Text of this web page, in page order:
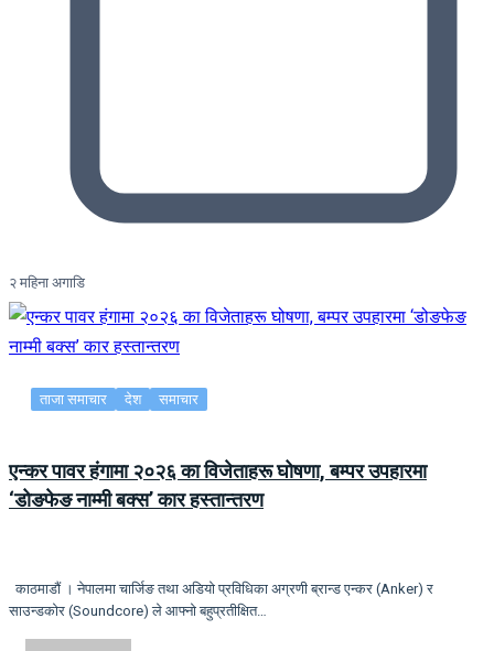
२ महिना अगाडि
ताजा समाचार देश समाचार
एन्कर पावर हंगामा २०२६ का विजेताहरू घोषणा, बम्पर उपहारमा
‘डोङफेङ नाम्मी बक्स’ कार हस्तान्तरण
काठमाडौं । नेपालमा चार्जिङ तथा अडियो प्रविधिका अग्रणी ब्रान्ड एन्कर (Anker) र
साउन्डकोर (Soundcore) ले आफ्नो बहुप्रतीक्षित…